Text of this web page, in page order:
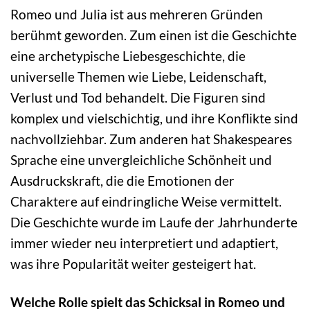
Romeo und Julia ist aus mehreren Gründen
berühmt geworden. Zum einen ist die Geschichte
eine archetypische Liebesgeschichte, die
universelle Themen wie Liebe, Leidenschaft,
Verlust und Tod behandelt. Die Figuren sind
komplex und vielschichtig, und ihre Konflikte sind
nachvollziehbar. Zum anderen hat Shakespeares
Sprache eine unvergleichliche Schönheit und
Ausdruckskraft, die die Emotionen der
Charaktere auf eindringliche Weise vermittelt.
Die Geschichte wurde im Laufe der Jahrhunderte
immer wieder neu interpretiert und adaptiert,
was ihre Popularität weiter gesteigert hat.
Welche Rolle spielt das Schicksal in Romeo und